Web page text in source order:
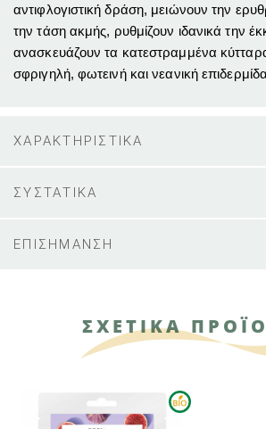
αντιφλογιστική δράση, μειώνουν την
την τάση ακμής, ρυθμίζουν ιδανικά την
ανασκευάζουν τα κατεστραμμένα
σφριγηλή, φωτεινή και νεανική
ΧΑΡΑΚΤΗΡΙΣΤΙΚΑ
ΣΥΣΤΑΤΙΚΑ
ΕΠΙΣΗΜΑΝΣΗ
ΣΧΕΤΙΚΑ